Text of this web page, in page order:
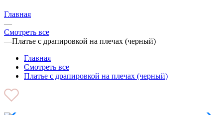
Главная
—
Смотреть все
—Платье с драпировкой на плечах (черный)
Главная
Смотреть все
Платье с драпировкой на плечах (черный)